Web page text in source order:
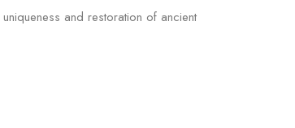
and restoration of ancient